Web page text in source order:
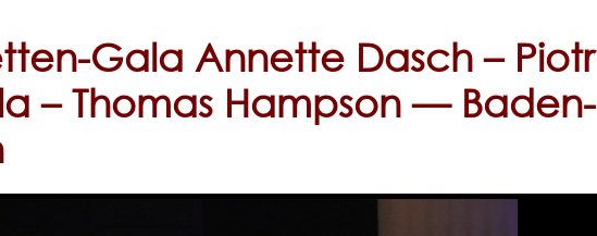
Gala Annette Dasch – Piotr
– Thomas Hampson — Baden-